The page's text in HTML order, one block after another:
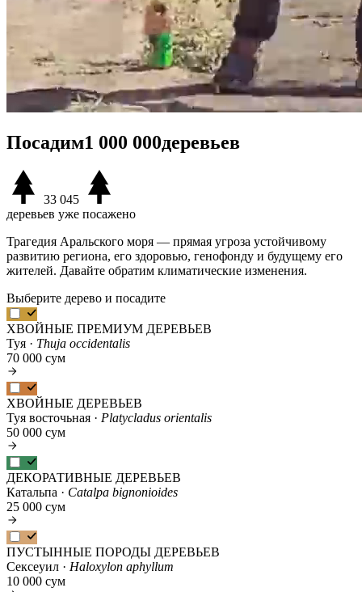
Посадим1 000 000деревьев
33 045
деревьев уже посажено
Трагедия Аральского моря — прямая угроза устойчивому
развитию региона, его здоровью, генофонду и будущему его
жителей. Давайте обратим климатические изменения.
Выберите дерево и посадите
ХВОЙНЫЕ ПРЕМИУМ ДЕРЕВЬЕВ
Туя · Thuja occidentalis
70 000 сум
ХВОЙНЫЕ ДЕРЕВЬЕВ
Туя восточьная · Platycladus orientalis
50 000 сум
ДЕКОРАТИВНЫЕ ДЕРЕВЬЕВ
Катальпа · Catalpa bignonioides
25 000 сум
ПУСТЫННЫЕ ПОРОДЫ ДЕРЕВЬЕВ
Сексеуил · Haloxylon aphyllum
10 000 сум